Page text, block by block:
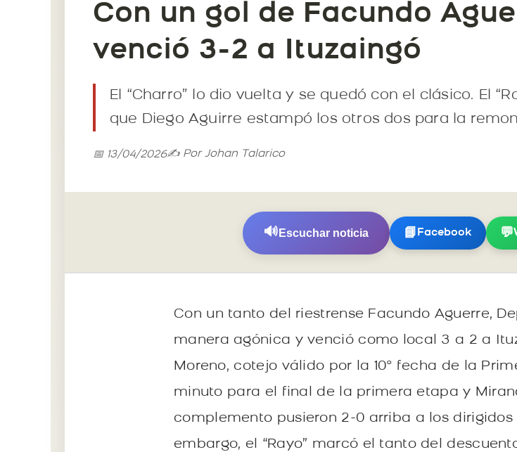
Con un gol de Facundo
venció 3-2 a Ituzaingó
El “Charro” lo dio vuelta y se quedó con el clásico. El
que Diego Aguirre estampó los otros dos para la
📅 13/04/2026✍️ Por Johan Talarico
🔊 Escuchar noticia 📘 Facebook 💬
Con un tanto del riestrense Facundo Aguerre,
manera agónica y venció como local 3 a 2 a
Moreno, cotejo válido por la 10° fecha de la
minuto para el final de la primera etapa y
complemento pusieron 2-0 arriba a los dirigidos
embargo, el “Rayo” marcó el tanto del